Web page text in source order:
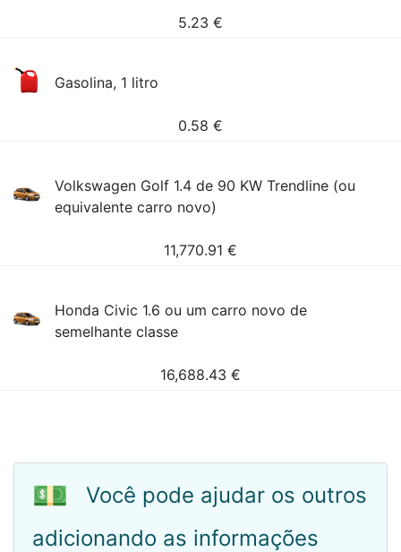
5.23 €
Gasolina, 1 litro
0.58 €
Volkswagen Golf 1.4 de 90 KW Trendline (ou
equivalente carro novo)
11,770.91 €
Honda Civic 1.6 ou um carro novo de
semelhante classe
16,688.43 €
💵
Você pode ajudar os outros
adicionando as informações